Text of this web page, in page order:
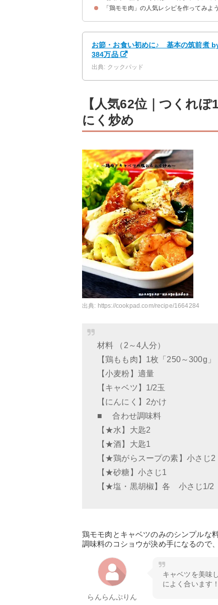
「鶏モモ肉」の人気レシピを作ってみよ
お節・お食い初めに♪ 基本の筑前煮
384万品
出典: クックパッド
【人気62位｜つくれ
にく炒め
出典: https://cookpad.com/recipe/1664284
材料 （2～4人分）
【鶏もも肉】1枚「250～300g」
【小麦粉】適量
【キャベツ】1/2玉
【にんにく】2かけ
■ 合わせ調味料
【★水】大匙2
【★酒】大匙1
【★鶏がらスープの素】小さじ2
【★砂糖】小さじ1
【★塩・黒胡椒】各 小さじ1/2
鶏モモ肉とキャベツのみのシンプルな
調味料のコショウが決め手になるので
らんらんぷりん
キャベツを美味
によく合います！